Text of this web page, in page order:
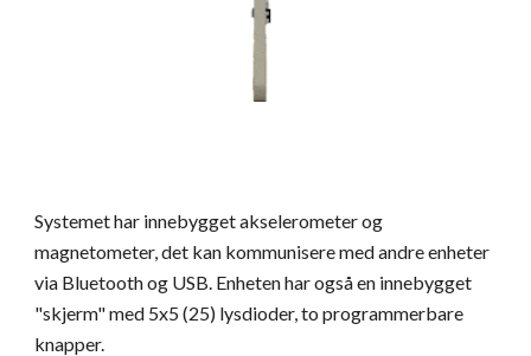
Systemet har innebygget akselerometer og
magnetometer, det kan kommunisere med andre enheter
via Bluetooth og USB. Enheten har også en innebygget
"skjerm" med 5x5 (25) lysdioder, to programmerbare
knapper.